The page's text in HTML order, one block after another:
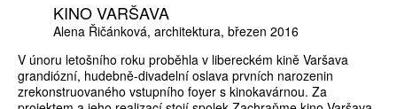
KINO VARŠAVA
Alena Řičánková architektura březen 2016
V únoru letošního roku proběhla v libereckém kině Varšava
grandiózní, hudebně-divadelní oslava prvních narozenin
zrekonstruovaného vstupního foyer s kinokavárnou. Za